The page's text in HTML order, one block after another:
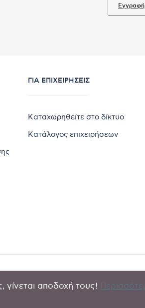
Εγγραφή
ΓΙΑ ΕΠΙΧΕΙΡΉΣΕΙΣ
Καταχωρηθείτε στο δίκτυο
Κατάλογος επιχειρήσεων
Πολιτική απορρήτου-
γίνεται αποδοχή τους!